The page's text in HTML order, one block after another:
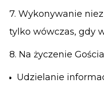
7. Wykonywanie
tylko wówczas, gdy
8. Na życzenie
Udzielanie